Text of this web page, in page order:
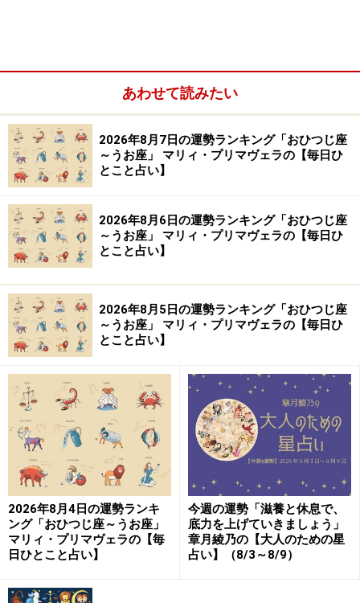
【編集部おすすめの購入サイト】
Amazonで占い関連の商品をチェック！
楽天市場で占い関連の商品をチェック！
あわせて読みたい
2026年8月7日の運勢ランキング「おひつじ座
～うお座」 マリィ・プリマヴェラの【毎日ひ
とこと占い】
2026年8月6日の運勢ランキング「おひつじ座
～うお座」 マリィ・プリマヴェラの【毎日ひ
とこと占い】
2026年8月5日の運勢ランキング「おひつじ座
～うお座」 マリィ・プリマヴェラの【毎日ひ
とこと占い】
2026年8月4日の運勢ランキ
ング「おひつじ座～うお座」
マリィ・プリマヴェラの【毎
日ひとこと占い】
今週の運勢「滋養と休息で、
底力を上げていきましょう」
章月綾乃の【大人のための星
占い】（8/3～8/9）